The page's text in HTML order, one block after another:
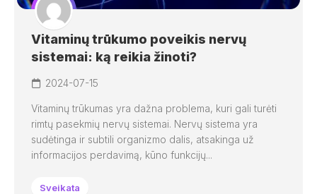
Vitaminų trūkumo poveikis nervų
sistemai: ką reikia žinoti?
2024-07-15
Vitaminų trūkumas yra dažna problema, kuri gali turėti
rimtų pasekmių nervų sistemai. Nervų sistema yra
sudėtinga ir subtili organizmo dalis, atsakinga už
informacijos perdavimą, kūno funkcijų...
Sveikata